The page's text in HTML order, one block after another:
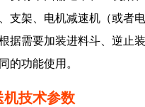
支架、电机减速机（或者
据需要加装进料斗、逆止
的功能使用。
机技术参数